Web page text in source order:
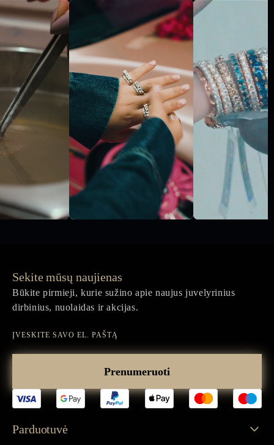
Sekite mūsų naujienas
Būkite pirmieji, kurie sužino apie naujus juvelyrinius
dirbinius, nuolaidas ir akcijas.
el.
paštą
Prenumeruoti
Parduotuvė